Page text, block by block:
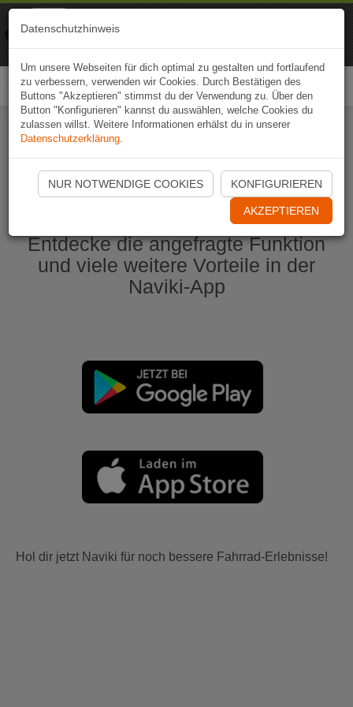
Naviki App jetzt öffnen
Entdecke die angefragte Funktion
und viele weitere Vorteile in der
Naviki-App
Hol dir jetzt Naviki für noch bessere Fahrrad-Erlebnisse!
Datenschutzhinweis
Um unsere Webseiten für dich optimal zu gestalten und fortlaufend
zu verbessern, verwenden wir Cookies. Durch Bestätigen des
Buttons "Akzeptieren" stimmst du der Verwendung zu. Über den
Button "Konfigurieren" kannst du auswählen, welche Cookies du
zulassen willst. Weitere Informationen erhälst du in unserer
Datenschutzerklärung.
NUR NOTWENDIGE COOKIES KONFIGURIEREN
AKZEPTIEREN
Naviki